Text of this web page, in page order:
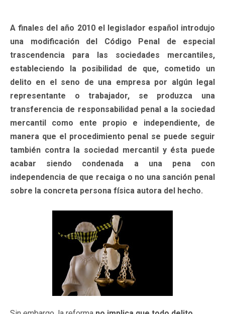
A finales del año 2010 el legislador español introdujo
una modificación del Código Penal de especial
trascendencia para las sociedades mercantiles,
estableciendo la posibilidad de que, cometido un
delito en el seno de una empresa por algún legal
representante o trabajador, se produzca una
transferencia de responsabilidad penal a la sociedad
mercantil como ente propio e independiente, de
manera que el procedimiento penal se puede seguir
también contra la sociedad mercantil y ésta puede
acabar siendo condenada a una pena con
independencia de que recaiga o no una sanción penal
sobre la concreta persona física autora del hecho.